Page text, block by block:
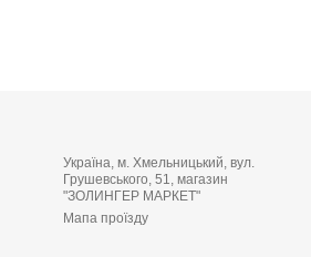
Україна, м. Хмельницький, вул.
Грушевського, 51, магазин
"ЗОЛИНГЕР МАРКЕТ"
Мапа проїзду